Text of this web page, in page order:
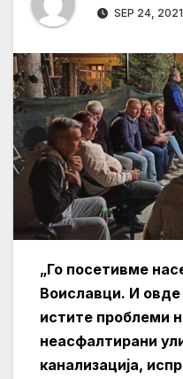
SEP 24, 2021
„Го посетивме
Воиславци. И
истите проблеми
неасфалтирани
канализација,